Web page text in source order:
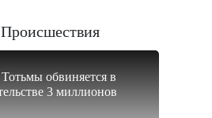
Происшествия
обвиняется в
3 миллионов